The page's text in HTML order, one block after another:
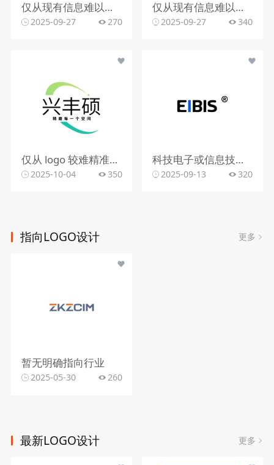
仅从现有信息难以精准判断行业。
2025-09-27 270
仅从现有信息难以精准判断行业。
2025-09-27 340
仅从 logo 较难精准判断行业。该 logo 含动感图形，文字有 “精雕每一个空间”，可能与室内装修、空间设计、建筑装饰等行业相关，但因信息有限，无法确切判定所属行业。
2025-10-04 350
科技电子或信息技术行业
2025-09-13 320
指向LOGO设计 更多
暂无明确指向行业
2025-05-30 260
最新LOGO设计 更多